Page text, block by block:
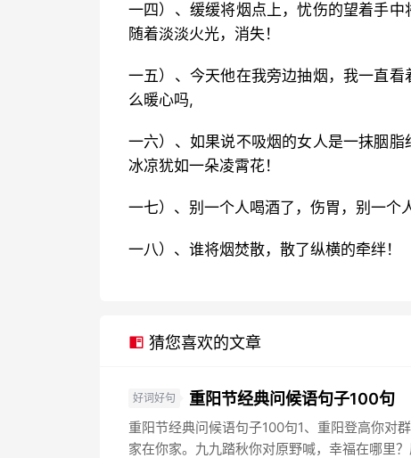
一四）、缓缓将烟点上，忧伤的望着手
随着淡淡火光，消失！
一五）、今天他在我旁边抽烟，我一直
么暖心吗,
一六）、如果说不吸烟的女人是一抹胭
冰凉犹如一朵凌霄花！
一七）、别一个人喝酒了，伤胃，别一个
一八）、谁将烟焚散，散了纵横的牵绊！
猜您喜欢的文章
好词好句 重阳节经典问候语句子100句
重阳节经典问候语句子100句1、重阳登高你对
家在你家。九九踏秋你对原野喊，幸福在哪里